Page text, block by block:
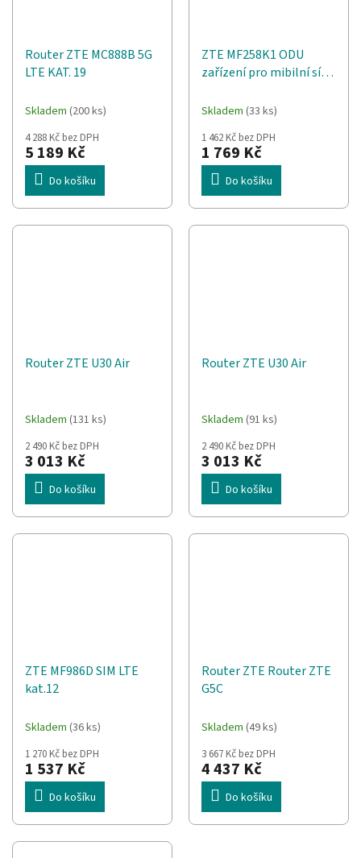
Router ZTE MC888B 5G
LTE KAT. 19
Skladem (200 ks)
4 288 Kč bez DPH
5 189 Kč
Do košíku
ZTE MF258K1 ODU
zařízení pro mibilní síť
Skladem (33 ks)
1 462 Kč bez DPH
1 769 Kč
Do košíku
Router ZTE U30 Air
Skladem (131 ks)
2 490 Kč bez DPH
3 013 Kč
Do košíku
Router ZTE U30 Air
Skladem (91 ks)
2 490 Kč bez DPH
3 013 Kč
Do košíku
ZTE MF986D SIM LTE
kat.12
Skladem (36 ks)
1 270 Kč bez DPH
1 537 Kč
Do košíku
Router ZTE Router ZTE
G5C
Skladem (49 ks)
3 667 Kč bez DPH
4 437 Kč
Do košíku